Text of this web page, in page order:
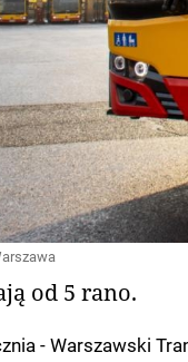
od 5 rano.
- Warszawski